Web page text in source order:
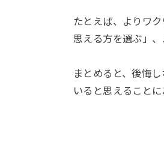
たとえば、よりワ
思える方を選ぶ」
まとめると、後悔
いると思えることに